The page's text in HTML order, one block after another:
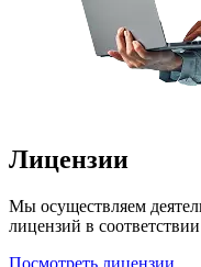
Лицензии
Мы осуществляем
лицензий в